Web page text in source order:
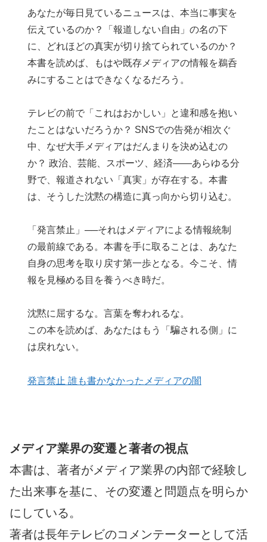
あなたが毎日見ているニュースは、本当に事実を
伝えているのか？「報道しない自由」の名の下
に、どれほどの真実が切り捨てられているのか？
本書を読めば、もはや既存メディアの情報を鵜呑
みにすることはできなくなるだろう。
テレビの前で「これはおかしい」と違和感を抱い
たことはないだろうか？ SNSでの告発が相次ぐ
中、なぜ大手メディアはだんまりを決め込むの
か？ 政治、芸能、スポーツ、経済――あらゆる分
野で、報道されない「真実」が存在する。本書
は、そうした沈黙の構造に真っ向から切り込む。
「発言禁止」──それはメディアによる情報統制
の最前線である。本書を手に取ることは、あなた
自身の思考を取り戻す第一歩となる。今こそ、情
報を見極める目を養うべき時だ。
沈黙に屈するな。言葉を奪われるな。
この本を読めば、あなたはもう「騙される側」に
は戻れない。
発言禁止 誰も書かなかったメディアの闇
メディア業界の変遷と著者の視点
本書は、著者がメディア業界の内部で経験し
た出来事を基に、その変遷と問題点を明らか
にしている。
著者は長年テレビのコメンテーターとして活